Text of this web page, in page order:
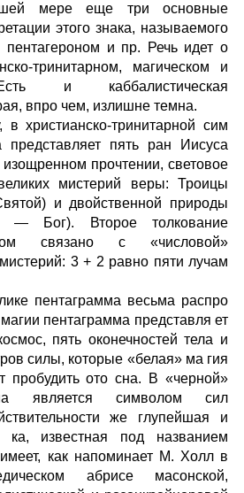
мере еще три основные
этого знака, называемого
и пр. Речь идет о
тринитарном, магическом и
и каббалистическая
впро чем, излишне темна.
христианско-тринитарной сим
представляет пять ран Иисуса
прочтении, световое
мистерий веры: Троицы
и двойственной природы
— Бог). Второе толкование
связано с «числовой»
3 + 2 равно пяти лучам
пентаграмма весьма распро
пентаграмма представля ет
пять оконечностей тела и
силы, которые «белая» ма гия
пробудить ото сна. В «черной»
является символом сил
же глупейшая и
ка, известная под названием
как напоминает М. Холл в
абрисе масонской,